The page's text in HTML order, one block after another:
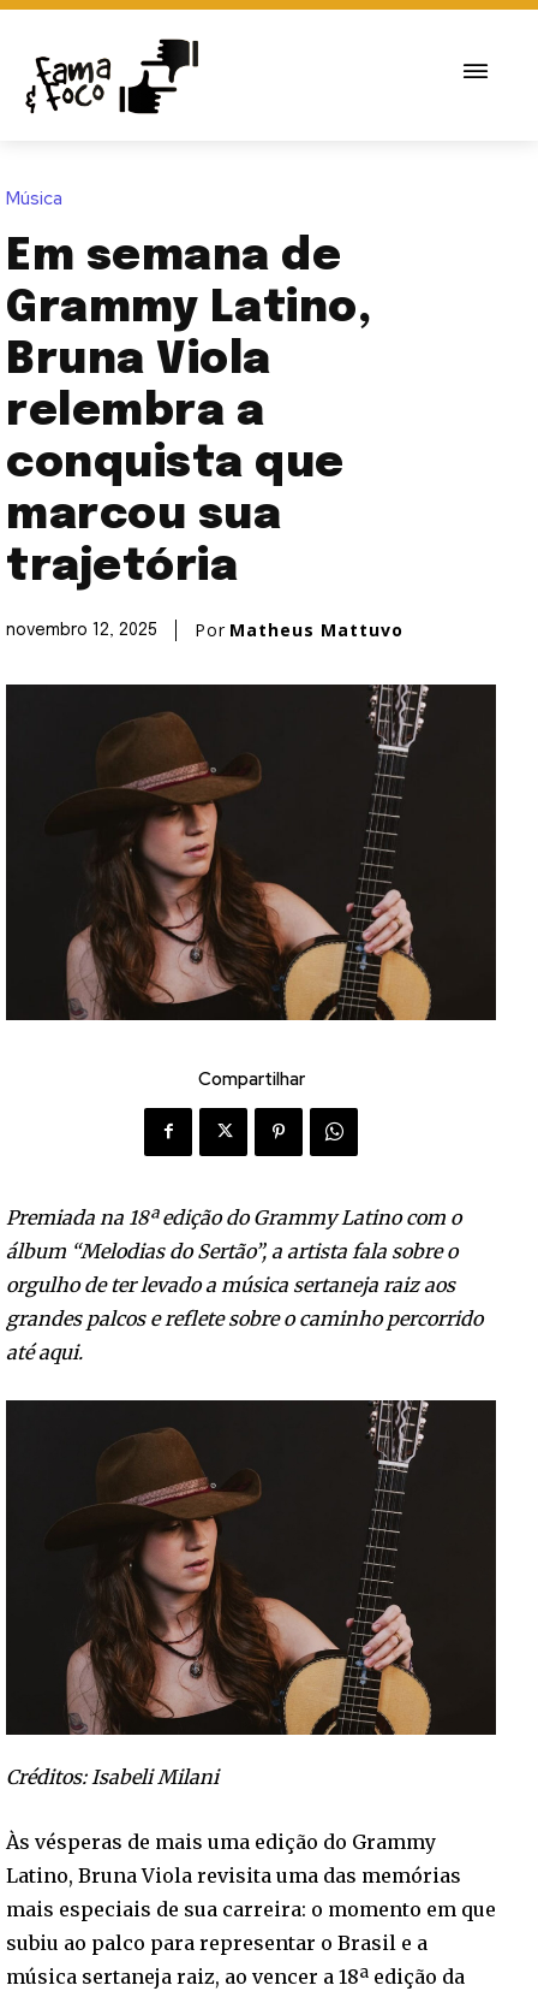
Música
Em semana de
Grammy Latino,
Bruna Viola
relembra a
conquista que
marcou sua
trajetória
novembro 12, 2025 Por Matheus Mattuvo
Compartilhar
Premiada na 18ª edição do Grammy Latino com o
álbum “Melodias do Sertão”, a artista fala sobre o
orgulho de ter levado a música sertaneja raiz aos
grandes palcos e reflete sobre o caminho percorrido
até aqui.
Créditos: Isabeli Milani
Às vésperas de mais uma edição do Grammy
Latino, Bruna Viola revisita uma das memórias
mais especiais de sua carreira: o momento em que
subiu ao palco para representar o Brasil e a
música sertaneja raiz, ao vencer a 18ª edição da